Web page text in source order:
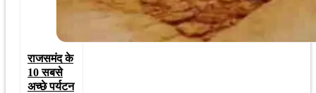
राजसमंद के
10 सबसे
अच्छे पर्यटन